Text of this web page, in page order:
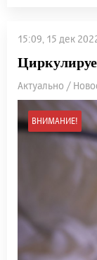
15:09, 15 дек
Актуально /
ВНИМАНИЕ!